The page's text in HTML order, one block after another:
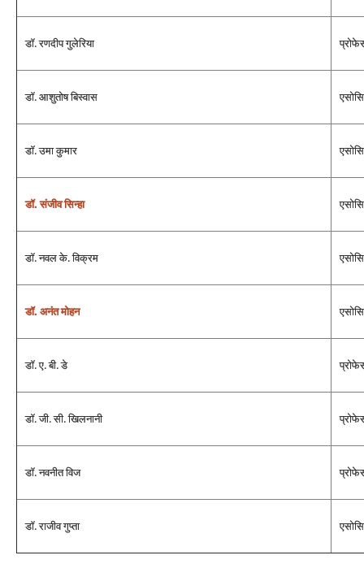
डॉ. रणदीप गुलेरिया
डॉ. आशुतोष बिस्‍वास
डॉ. उमा कुमार
डॉ. संजीव सिन्‍हा
डॉ. नवल के. विक्रम
डॉ. अनंत मोहन
डॉ. ए. बी. डे
डॉ. जी. सी. खिलनानी
डॉ. नवनीत विज
डॉ. राजीव गुप्‍ता